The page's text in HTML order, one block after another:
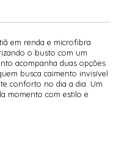
em renda e microfibra
o busto com um
acompanha duas opções
busca caimento invisível
conforto no dia a dia. Um
momento com estilo e